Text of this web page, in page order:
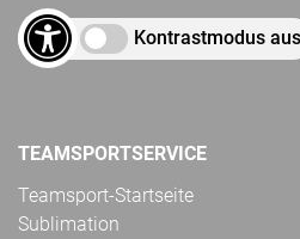
Kontrastmodus aus
TEAMSPORTSERVICE
Teamsport-Startseite
Sublimation